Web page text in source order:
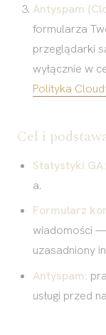
Antyspam
formularza
przeglądarki
wyłącznie w
Polityka
Cel i
Statystyki GA:
a.
Formularz
wiadomości —
uzasadniony
Antyspam:
usługi przed